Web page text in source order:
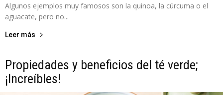
Algunos ejemplos muy famosos son la quinoa, la cúrcuma o el
aguacate, pero no...
Leer más
Propiedades y beneficios del té verde;
¡Increíbles!